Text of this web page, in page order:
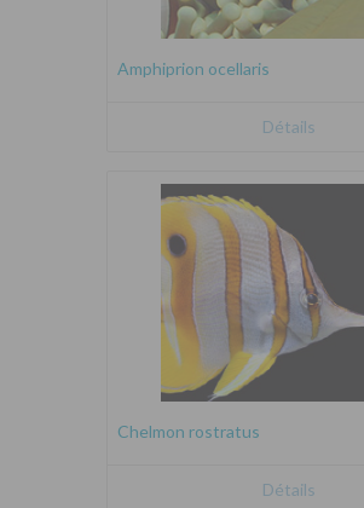
Amphiprion ocellaris
Détails
Chelmon rostratus
Détails